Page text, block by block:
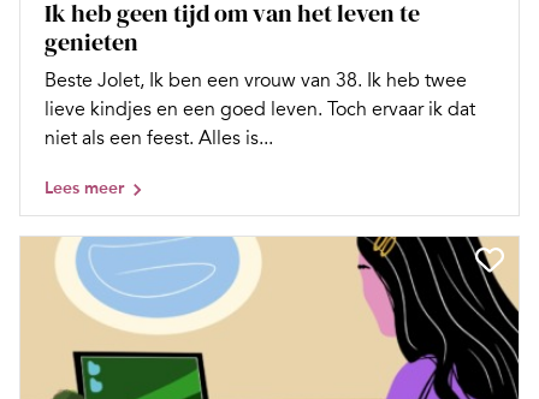
Ik heb geen tijd om van het leven te
genieten
Beste Jolet, Ik ben een vrouw van 38. Ik heb twee
lieve kindjes en een goed leven. Toch ervaar ik dat
niet als een feest. Alles is...
Lees meer